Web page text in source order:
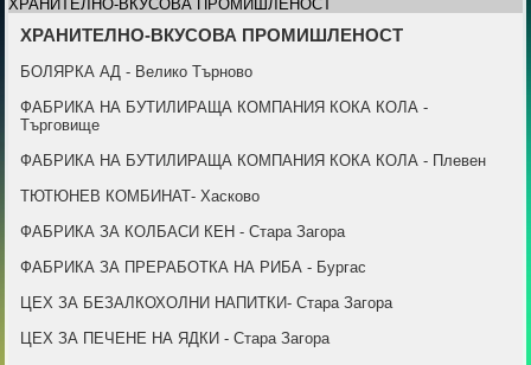
ХРАНИТЕЛНО-ВКУСОВА ПРОМИШЛЕНОСТ
ХРАНИТЕЛНО-ВКУСОВА ПРОМИШЛЕНОСТ
БОЛЯРКА АД - Велико Търново
ФАБРИКА НА БУТИЛИРАЩА КОМПАНИЯ КОКА КОЛА -
Търговище
ФАБРИКА НА БУТИЛИРАЩА КОМПАНИЯ КОКА КОЛА - Плевен
ТЮТЮНЕВ КОМБИНАТ- Хасково
ФАБРИКА ЗА КОЛБАСИ КЕН - Стара Загора
ФАБРИКА ЗА ПРЕРАБОТКА НА РИБА - Бургас
ЦЕХ ЗА БЕЗАЛКОХОЛНИ НАПИТКИ- Стара Загора
ЦЕХ ЗА ПЕЧЕНЕ НА ЯДКИ - Стара Загора